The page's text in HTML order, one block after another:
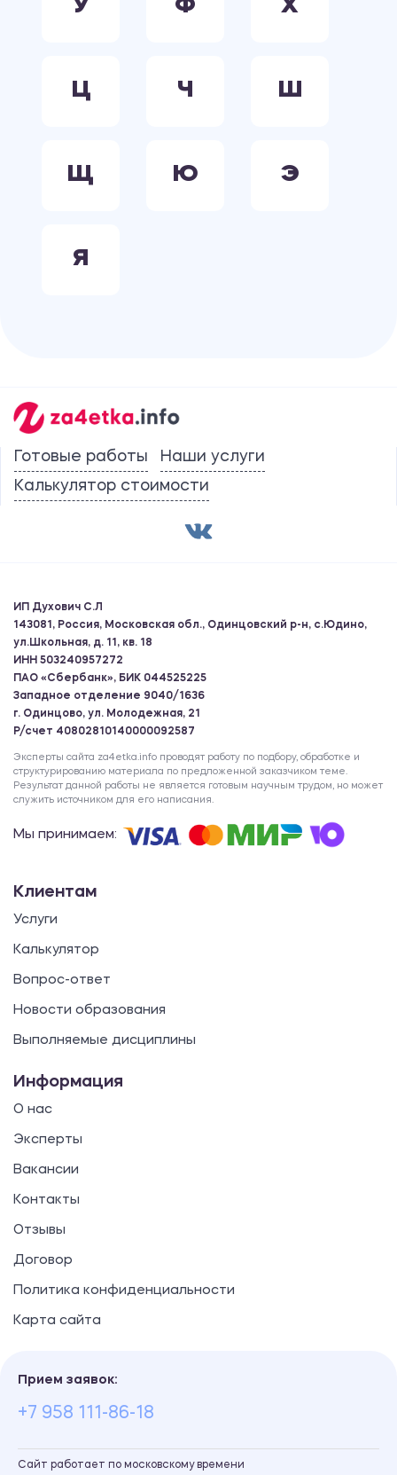
У Ф Х
Ц Ч Ш
Щ Ю Э
Я
Готовые работы
Наши услуги
Калькулятор стоимости
ИП Духович С.Л
143081, Россия, Московская обл., Одинцовский р-н, с.Юдино,
ул.Школьная, д. 11, кв. 18
ИНН 503240957272
ПАО «Сбербанк», БИК 044525225
Западное отделение 9040/1636
г. Одинцово, ул. Молодежная, 21
Р/счет 40802810140000092587
Эксперты сайта za4etka.info проводят работу по подбору, обработке и
структурированию материала по предложенной заказчиком теме.
Результат данной работы не является готовым научным трудом, но может
служить источником для его написания.
Мы принимаем:
Клиентам
Услуги
Калькулятор
Вопрос-ответ
Новости образования
Выполняемые дисциплины
Информация
О нас
Эксперты
Вакансии
Контакты
Отзывы
Договор
Политика конфиденциальности
Карта сайта
Прием заявок:
+7 958 111-86-18
Сайт работает по московскому времени